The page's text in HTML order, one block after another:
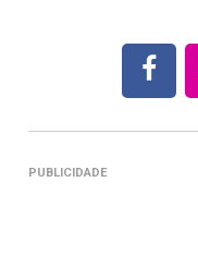
PUBLICIDADE